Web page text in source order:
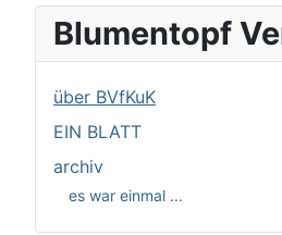
Blumentopf
über BVfKuK
EIN BLATT
archiv
es war einmal ...